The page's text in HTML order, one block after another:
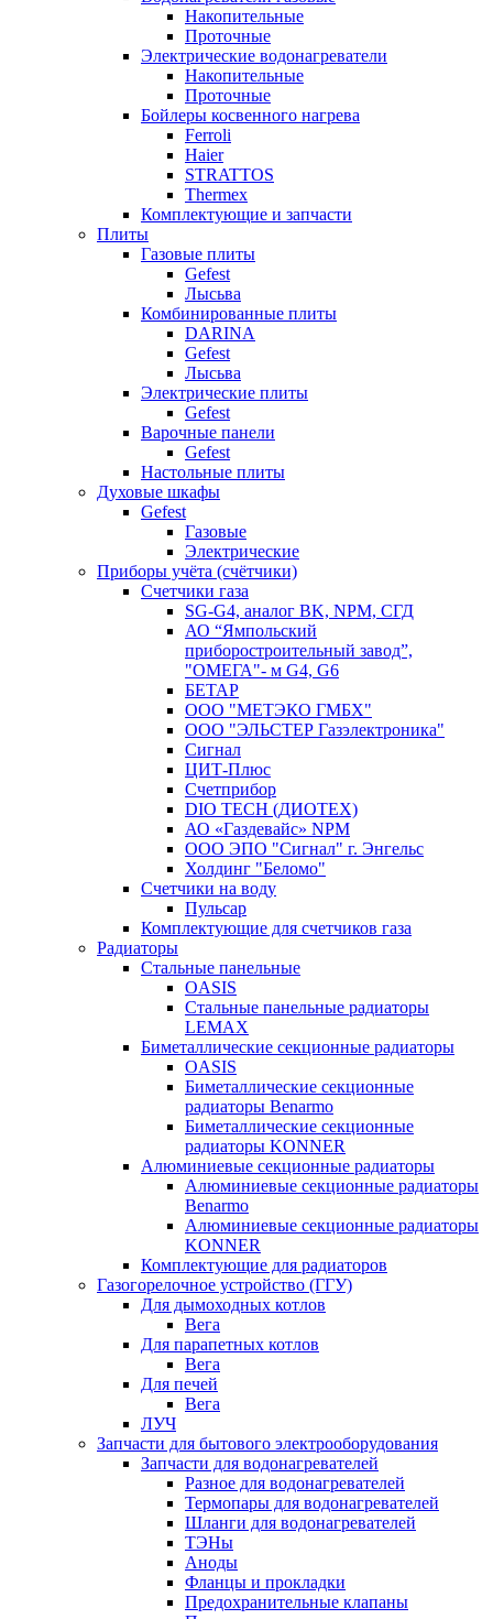
Накопительные
Проточные
Электрические водонагреватели
Накопительные
Проточные
Бойлеры косвенного нагрева
Ferroli
Haier
STRATTOS
Thermex
Комплектующие и запчасти
Плиты
Газовые плиты
Gefest
Лысьва
Комбинированные плиты
DARINA
Gefest
Лысьва
Электрические плиты
Gefest
Варочные панели
Gefest
Настольные плиты
Духовые шкафы
Gefest
Газовые
Электрические
Приборы учёта (счётчики)
Счетчики газа
SG-G4, аналог BK, NPM, СГД
АО “Ямпольский
приборостроительный завод”,
"ОМЕГА"- м G4, G6
БЕТАР
ООО "МЕТЭКО ГМБХ"
ООО "ЭЛЬСТЕР Газэлектроника"
Сигнал
ЦИТ-Плюс
Счетприбор
DIO TECH (ДИОТЕХ)
АО «Газдевайс» NPM
ООО ЭПО "Сигнал" г. Энгельс
Холдинг "Беломо"
Счетчики на воду
Пульсар
Комплектующие для счетчиков газа
Радиаторы
Стальные панельные
OASIS
Стальные панельные радиаторы
LEMAX
Биметаллические секционные радиаторы
OASIS
Биметаллические секционные
радиаторы Benarmo
Биметаллические секционные
радиаторы KONNER
Алюминиевые секционные радиаторы
Алюминиевые секционные радиаторы
Benarmo
Алюминиевые секционные радиаторы
KONNER
Комплектующие для радиаторов
Газогорелочное устройство (ГГУ)
Для дымоходных котлов
Вега
Для парапетных котлов
Вега
Для печей
Вега
ЛУЧ
Запчасти для бытового электрооборудования
Запчасти для водонагревателей
Разное для водонагревателей
Термопары для водонагревателей
Шланги для водонагревателей
ТЭНы
Аноды
Фланцы и прокладки
Предохранительные клапаны